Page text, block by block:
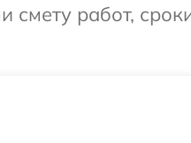
смету работ,